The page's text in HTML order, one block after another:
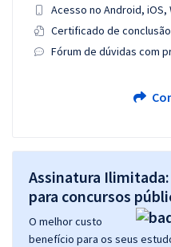
Acesso no Android, iOS,
Certificado de conclusão
Fórum de dúvidas com
Assinatura
para concursos
O melhor custo
benefício para os seus